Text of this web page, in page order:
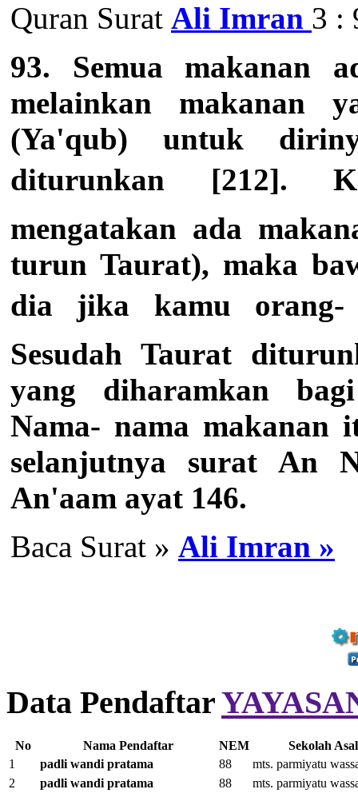
Quran Surat Ali Imran 3 :
93. Semua makanan
melainkan makanan
(Ya'qub) untuk
diturunkan [212].
mengatakan ada
turun Taurat), maka
dia jika kamu orang-
Sesudah Taurat
yang diharamkan
Nama- nama makanan
selanjutnya surat An
An'aam ayat 146.
Baca Surat » Ali Imran »
Data Pendaftar
No Nama Pendaftar NEM
Sekolah Asal
1
padli wandi pratama 88
mts. parmiyatu
2
padli wandi pratama 88
mts. parmiyatu